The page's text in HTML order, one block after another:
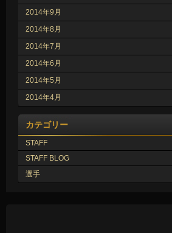
2014年9月
2014年8月
2014年7月
2014年6月
2014年5月
2014年4月
カテゴリー
STAFF
STAFF BLOG
選手